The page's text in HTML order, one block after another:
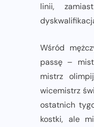
linii,
Wśród
passę –
mistrz
wicemistrz
ostatnich
kostki, ale